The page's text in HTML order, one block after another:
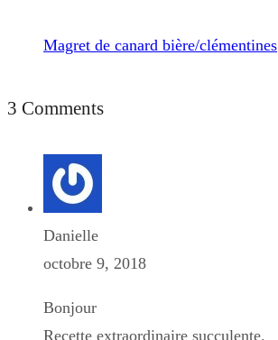
Magret de canard bière/clémentines
3 Comments
Danielle
octobre 9, 2018
Bonjour
Recette extraordinaire succulente.